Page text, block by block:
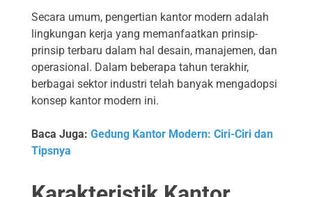
Secara umum, pengertian kantor modern adalah
lingkungan kerja yang memanfaatkan prinsip-
prinsip terbaru dalam hal desain, manajemen, dan
operasional. Dalam beberapa tahun terakhir,
berbagai sektor industri telah banyak mengadopsi
konsep kantor modern ini.
Baca Juga: Gedung Kantor Modern: Ciri-Ciri dan
Tipsnya